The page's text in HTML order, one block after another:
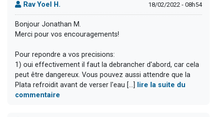
Rav Yoel H. 18/02/2022 - 08h54
Bonjour Jonathan M.
Merci pour vos encouragements!
Pour repondre a vos precisions:
1) oui effectivement il faut la debrancher d'abord, car cela
peut être dangereux. Vous pouvez aussi attendre que la
Plata refroidit avant de verser l'eau [...]
lire la suite du
commentaire